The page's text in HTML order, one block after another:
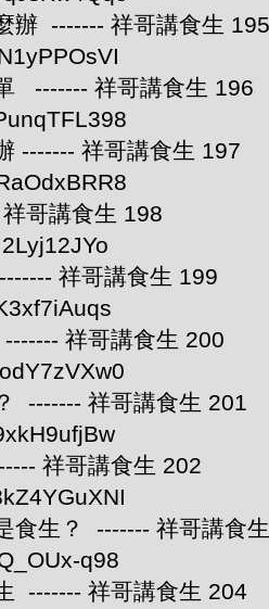
辦 ------- 祥哥講食生 195
------- 祥哥講食生 196
------- 祥哥講食生 197
哥講食生 198
祥哥講食生 199
祥哥講食生 200
------- 祥哥講食生 201
祥哥講食生 202
食生？ ------- 祥哥講食
q98
------- 祥哥講食生 204